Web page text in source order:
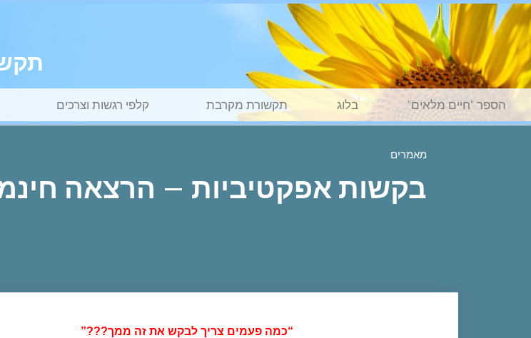
הספר "חיים מלאים" בלוג תקשורת מקרבת קלפי רגשות וצרכים
מאמרים
בקשות אפקטיביות – הרצאה
“כמה פעמים צריך לבקש את זה ממך???”